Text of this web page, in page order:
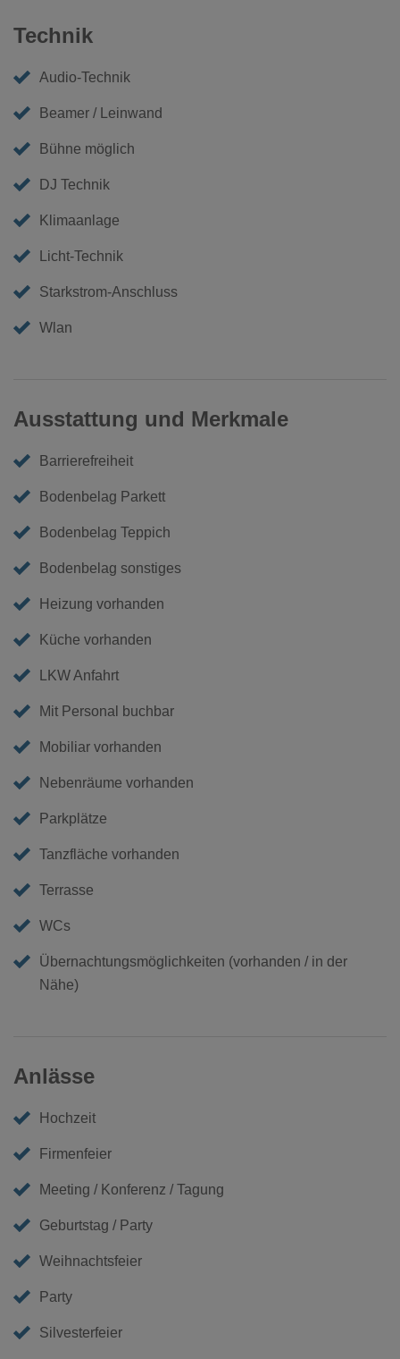
Technik
Audio-Technik
Beamer / Leinwand
Bühne möglich
DJ Technik
Klimaanlage
Licht-Technik
Starkstrom-Anschluss
Wlan
Ausstattung und Merkmale
Barrierefreiheit
Bodenbelag Parkett
Bodenbelag Teppich
Bodenbelag sonstiges
Heizung vorhanden
Küche vorhanden
LKW Anfahrt
Mit Personal buchbar
Mobiliar vorhanden
Nebenräume vorhanden
Parkplätze
Tanzfläche vorhanden
Terrasse
WCs
Übernachtungsmöglichkeiten (vorhanden / in der
Nähe)
Anlässe
Hochzeit
Firmenfeier
Meeting / Konferenz / Tagung
Geburtstag / Party
Weihnachtsfeier
Party
Silvesterfeier